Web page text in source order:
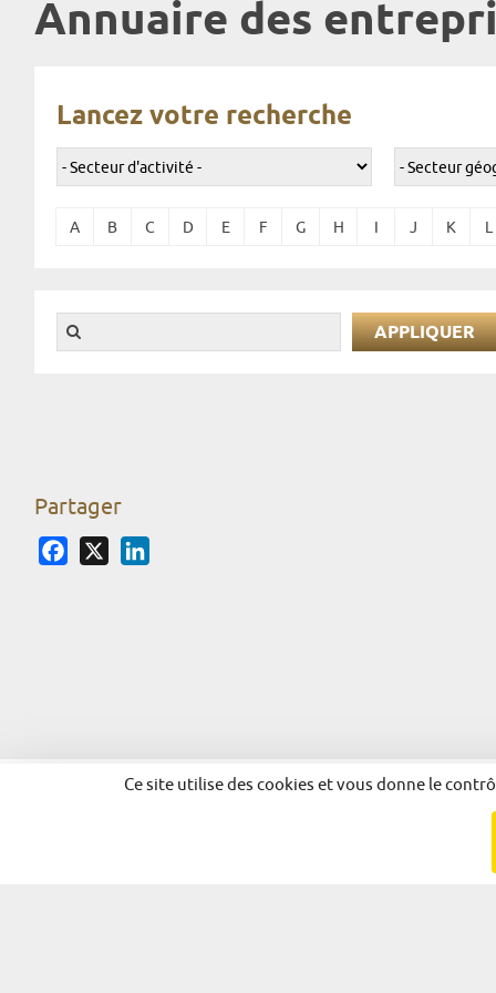
Annuaire des
Lancez votre recherche
A B C D E F G H I J K L
Partager
Facebook
© 2026 - Alsace ExcellenceCe site utilise des cookies et vous donne le